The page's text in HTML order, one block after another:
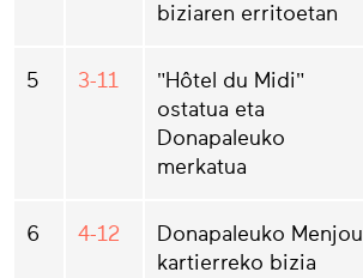
biziaren erritoetan
5 3-11
"Hôtel du Midi"
ostatua eta
Donapaleuko
merkatua
6 4-12
Donapaleuko Menjou
kartierreko bizia